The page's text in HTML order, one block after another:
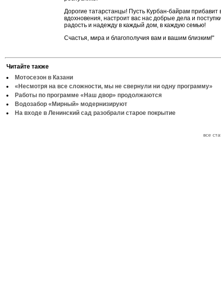
Дорогие татарстанцы! Пусть Курбан-байрам прибавит
вдохновения, настроит вас нас добрые дела и
радость и надежду в каждый дом, в каждую семью!
Счастья, мира и благополучия вам и вашим близким!"
Читайте также
Мотосезон в Казани
«Несмотря на все сложности, мы не свернули ни одну программу»
Работы по программе «Наш двор» продолжаются
Водозабор «Мирный» модернизируют
На входе в Ленинский сад разобрали старое покрытие
все